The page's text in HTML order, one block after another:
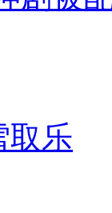
取乐